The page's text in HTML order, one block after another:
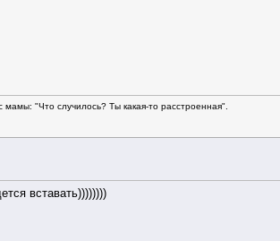
"Что случилось? Ты какая-то расстроенная".
вставать))))))))